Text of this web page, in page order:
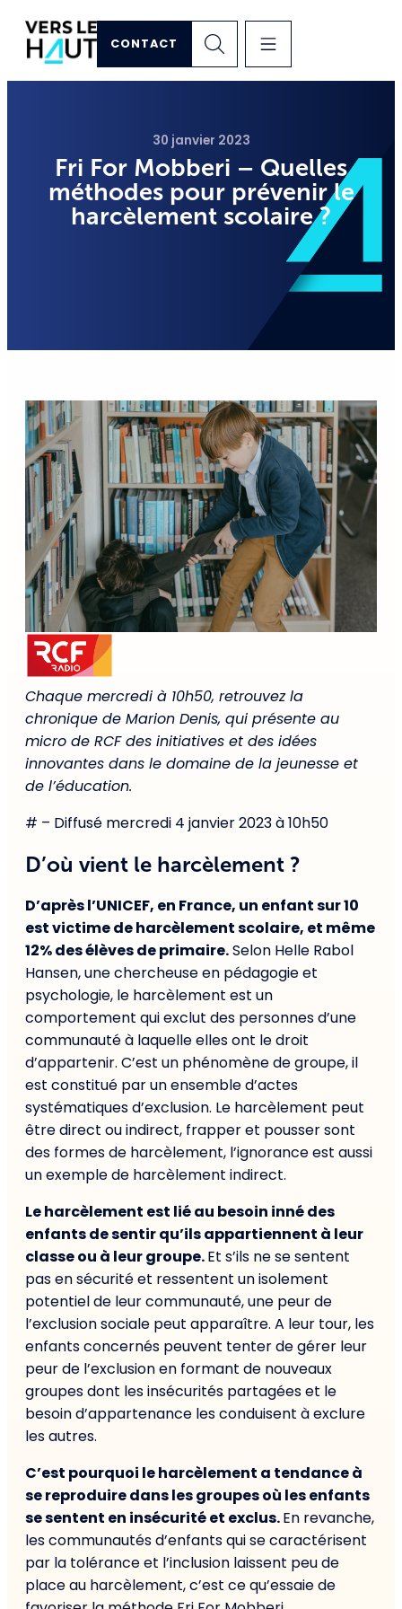
CONTACT
30 janvier 2023
Fri For Mobberi – Quelles
méthodes pour prévenir le
harcèlement scolaire ?
Chaque mercredi à 10h50, retrouvez la
chronique de Marion Denis, qui présente au
micro de RCF des initiatives et des idées
innovantes dans le domaine de la jeunesse et
de l’éducation.
# – Diffusé mercredi 4 janvier 2023 à 10h50
D’où vient le harcèlement ?
D’après l’UNICEF, en France, un enfant sur 10
est victime de harcèlement scolaire, et même
12% des élèves de primaire.Selon Helle Rabol
Hansen, une chercheuse en pédagogie et
psychologie, le harcèlement est un
comportement qui exclut des personnes d’une
communauté à laquelle elles ont le droit
d’appartenir. C’est un phénomène de groupe, il
est constitué par un ensemble d’actes
systématiques d’exclusion. Le harcèlement peut
être direct ou indirect, frapper et pousser sont
des formes de harcèlement, l’ignorance est aussi
un exemple de harcèlement indirect.
Le harcèlement est lié au besoin inné des
enfants de sentir qu’ils appartiennent à leur
classe ou à leur groupe.Et s’ils ne se sentent
pas en sécurité et ressentent un isolement
potentiel de leur communauté, une peur de
l’exclusion sociale peut apparaître. A leur tour, les
enfants concernés peuvent tenter de gérer leur
peur de l’exclusion en formant de nouveaux
groupes dont les insécurités partagées et le
besoin d’appartenance les conduisent à exclure
les autres.
C’est pourquoi le harcèlement a tendance à
se reproduire dans les groupes où les enfants
se sentent en insécurité et exclus.En revanche,
les communautés d’enfants qui se caractérisent
par la tolérance et l’inclusion laissent peu de
place au harcèlement, c’est ce qu’essaie de